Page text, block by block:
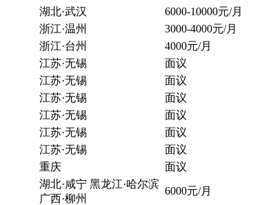
湖北·武汉
6000-10000元/月
浙江·温州
3000-4000元/月
浙江·台州
4000元/月
江苏·无锡
面议
江苏·无锡
面议
江苏·无锡
面议
江苏·无锡
面议
江苏·无锡
面议
江苏·无锡
面议
重庆
面议
湖北·咸宁 黑龙江·哈尔滨
广西·柳州
6000元/月